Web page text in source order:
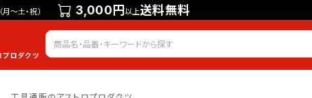
（月～土・祝） 3,000円以上送料無料
会員登録 ログイン お気に入り